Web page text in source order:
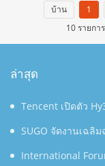
บ้าน 1
10 รายก
ล่าสุด
Tencent เปิดตัว
งาน AI Agentic
SUGO จัดงานเฉลิ
ต่อเนื่องในประเทศไทย
International